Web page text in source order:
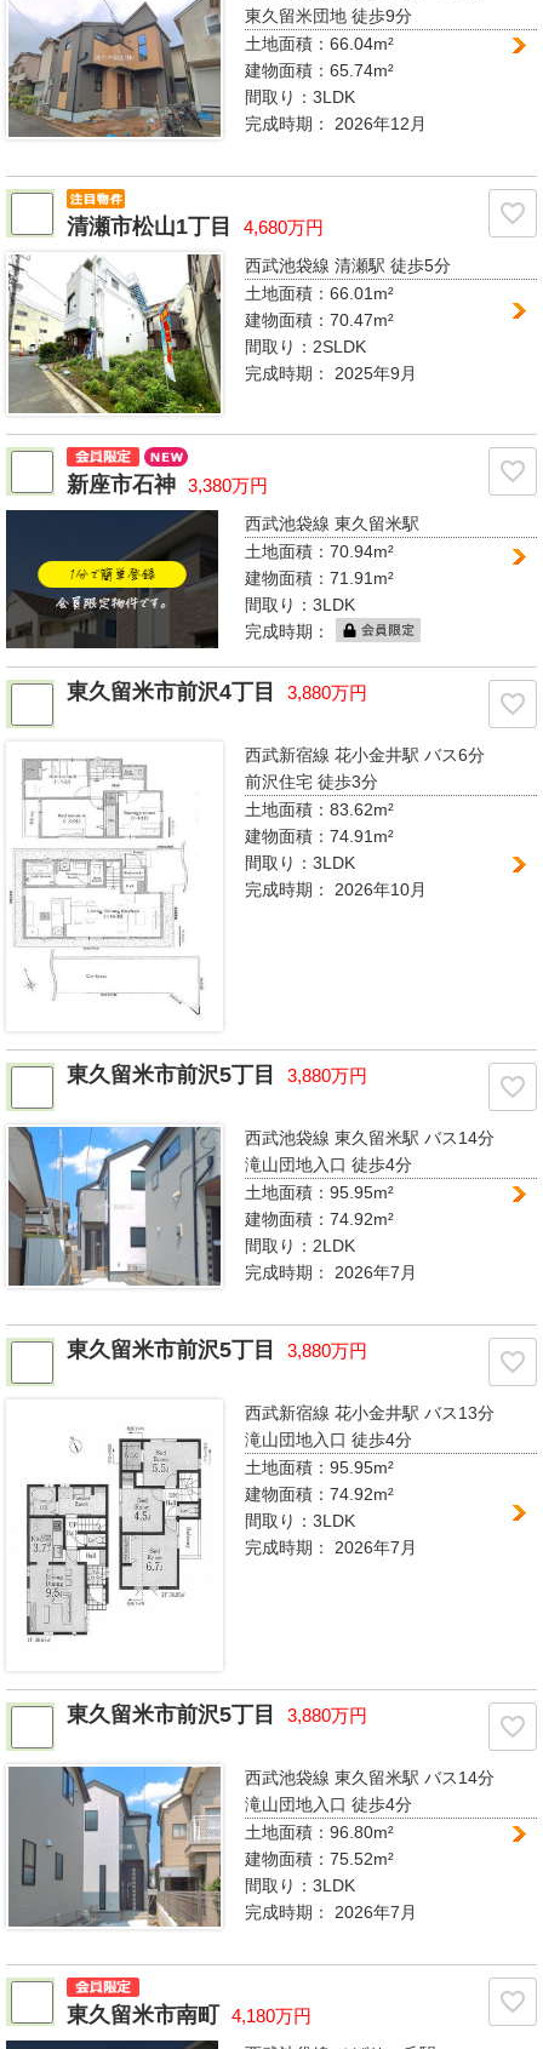
東久留米団地 徒歩9分
土地面積：66.04m²
建物面積：65.74m²
間取り：3LDK
完成時期： 2026年12月
清瀬市松山1丁目 4,680万円
西武池袋線 清瀬駅徒歩5分
土地面積：66.01m²
建物面積：70.47m²
間取り： 2SLDK
完成時期： 2025年9月
新座市石神 3,380万円
西武池袋線 東久留米駅
土地面積：70.94m²
建物面積：71.91m²
間取り：3LDK
完成時期：
東久留米市前沢4丁目 3,880万円
西武新宿線 花小金井駅バス6分
前沢住宅 徒歩3分
土地面積：83.62m²
建物面積：74.91m²
間取り：3LDK
完成時期：2026年10月
東久留米市前沢5丁目 3,880万円
西武池袋線 東久留米駅バス14分
滝山団地入口 徒歩4分
土地面積：95.95m²
建物面積：74.92m²
間取り： 2LDK
完成時期： 2026年7月
東久留米市前沢5丁目 3,880万円
西武新宿線 花小金井駅バス13分
滝山団地入口 徒歩4分
土地面積：95.95m²
建物面積：74.92m²
間取り：3LDK
完成時期： 2026年7月
東久留米市前沢5丁目 3,880万円
西武池袋線 東久留米駅バス14分
滝山団地入口 徒歩4分
土地面積：96.80m²
建物面積：75.52m²
間取り：3LDK
完成時期：2026年7月
東久留米市南町 4,180万円